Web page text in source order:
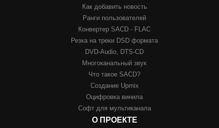
Как добавить новость
Ранги пользователей
Конвертер SACD - FLAC
Резка на треки DSD формата
DVD-Audio, DTS-CD
Многоканальный звук
Что такое SACD?
Создание Upmix
Оцифровка винила
Софт для мультиканала
О ПРОЕКТЕ